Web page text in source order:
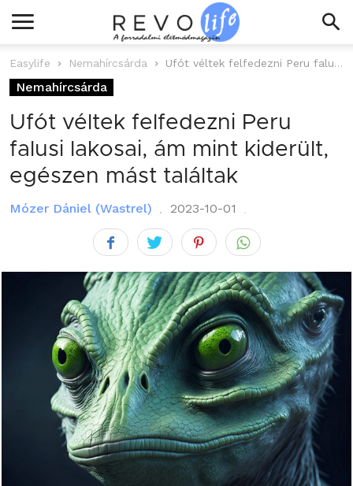
Easylife Nemahírcsárda Ufót véltek felfedezni Peru falusi lakosai, ám mint kiderült, egészen mást találtak
Nemahírcsárda
Ufót véltek felfedezni Peru
falusi lakosai, ám mint kiderült,
egészen mást találtak
Mózer Dániel (Wastrel) 2023-10-01